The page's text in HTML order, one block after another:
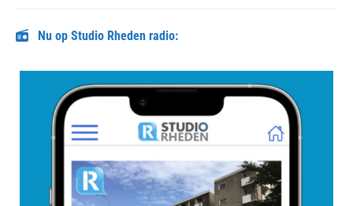
Nu op Studio Rheden radio: